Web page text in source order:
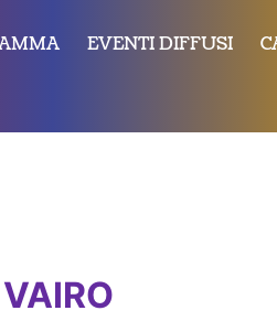
EVENTI DIFFUSI